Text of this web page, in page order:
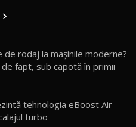
lumea să se întoarcă după el
de rodaj la mașinile moderne?
fapt, sub capotă în primii
tehnologia eBoost Air
turbo